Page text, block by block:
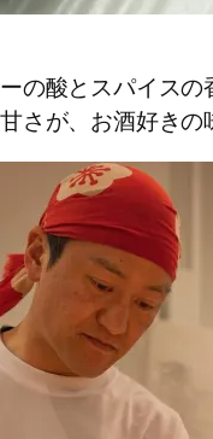
の酸とスパイス
が、お酒好きの